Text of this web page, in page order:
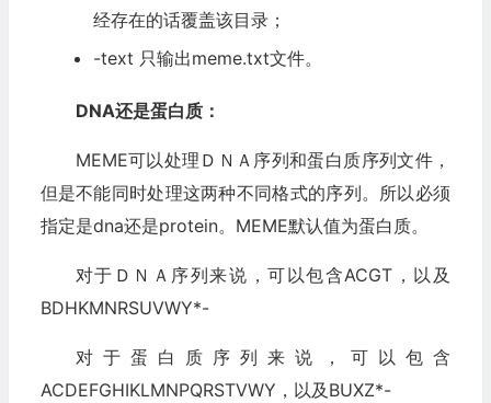
经存在的话覆盖该目录；
-text 只输出meme.txt文件。
DNA还是蛋白质：
MEME可以处理ＤＮＡ序列和蛋白质序列文件，
但是不能同时处理这两种不同格式的序列。所以必须
指定是dna还是protein。MEME默认值为蛋白质。
对于ＤＮＡ序列来说，可以包含ACGT，以及
BDHKMNRSUVWY*-
对于蛋白质序列来说，可以包含
ACDEFGHIKLMNPQRSTVWY，以及BUXZ*-